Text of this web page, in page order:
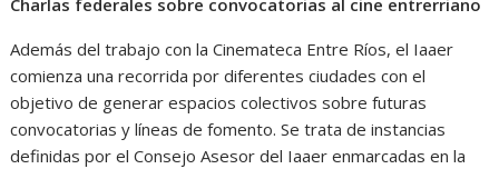
Charlas federales sobre convocatorias al cine entrerriano
Además del trabajo con la Cinemateca Entre Ríos, el Iaaer
comienza una recorrida por diferentes ciudades con el
objetivo de generar espacios colectivos sobre futuras
convocatorias y líneas de fomento. Se trata de instancias
definidas por el Consejo Asesor del Iaaer enmarcadas en la